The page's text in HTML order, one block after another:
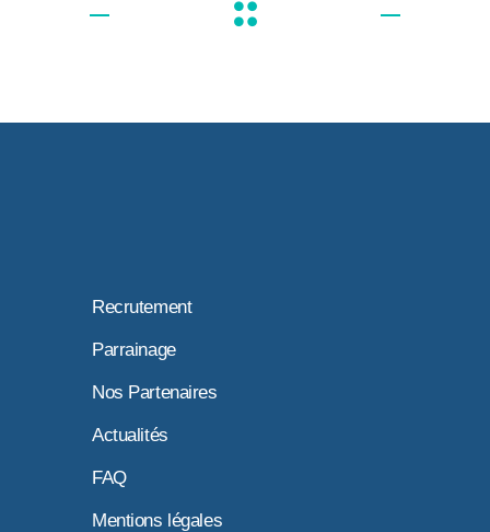
Recrutement
Parrainage
Nos Partenaires
Actualités
FAQ
Mentions légales